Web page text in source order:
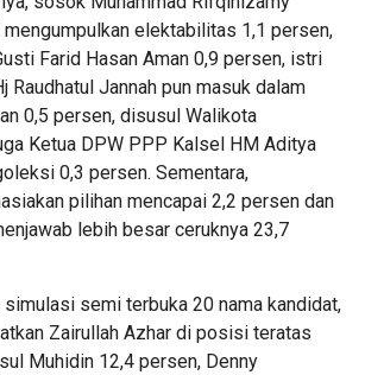
mengumpulkan elektabilitas 1,1 persen,
Farid Hasan Aman 0,9 persen, istri
Raudhatul Jannah pun masuk dalam
0,5 persen, disusul Walikota
Ketua DPW PPP Kalsel HM Aditya
0,3 persen. Sementara,
pilihan mencapai 2,2 persen dan
lebih besar ceruknya 23,7
semi terbuka 20 nama kandidat,
Zairullah Azhar di posisi teratas
Muhidin 12,4 persen, Denny